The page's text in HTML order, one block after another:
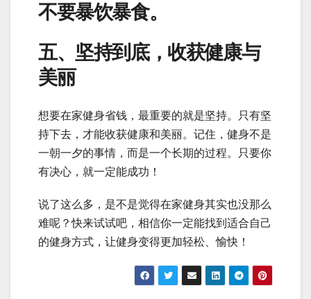
不要暴饮暴食。
五、坚持到底，收获健康与
美丽
想要在家健身省钱，最重要的就是坚持。只有坚
持下去，才能收获健康和美丽。记住，健身不是
一朝一夕的事情，而是一个长期的过程。只要你
有决心，就一定能成功！
说了这么多，是不是觉得在家健身其实也没那么
难呢？快来试试吧，相信你一定能找到适合自己
的健身方式，让健身变得更加轻松、愉快！